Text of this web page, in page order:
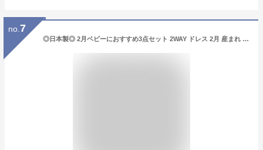
no. 7
◎日本製◎ 2月ベビーにおすすめ3点セット 2WAY ドレス 2月 産まれ 春 秋 冬 新生児 カバーオール ベビー 服 セット ガラガラ スタイ ツーウェイ 50 60 70 80 鬼 節分 コスプレ 豆まき インスタ映え トラ 虎柄 おに ベビー 服 川端縫製 鬼のパンツ おもしろ